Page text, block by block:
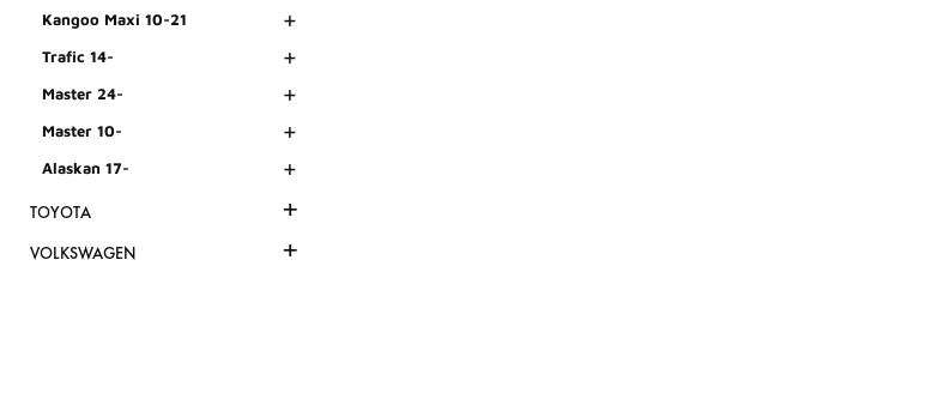
Kangoo Maxi 10-21 +
Trafic 14- +
Master 24- +
Master 10- +
Alaskan 17- +
TOYOTA +
VOLKSWAGEN +